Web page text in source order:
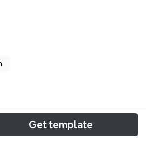
COGNOSCITIVOS, diseñado
Psicología, analiza los
Get template